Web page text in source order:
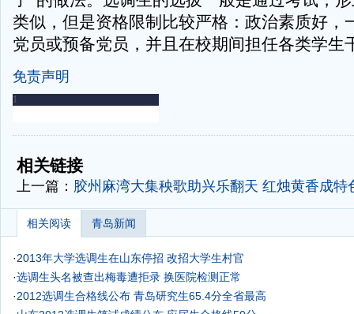
类似，但是资格限制比较严格：政治素质好，
党员或预备党员，并且在校期间担任各类学生
免责声明
-
相关链接
上一篇： 胶州麻湾大集秧歌助兴乐翻天 红烛黄香成特
相关阅读 青岛新闻
·2013年大学选调生在山东停招 改招大学生村官
·选调生头名被查出梅毒遭拒录 换医院检测正常
·2012选调生合格线公布 青岛研究生65.4分全省最高